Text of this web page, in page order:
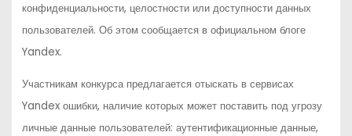
конфиденциальности, целостности или доступности данных
пользователей. Об этом сообщается в официальном блоге
Yandex.
Участникам конкурса предлагается отыскать в сервисах
Yandex ошибки, наличие которых может поставить под угрозу
личные данные пользователей: аутентификационные данные,